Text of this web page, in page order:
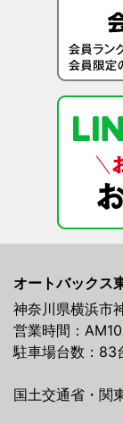
オートバックス
神奈川県横浜市
営業時間：
駐車場台数：
国土交通省・関